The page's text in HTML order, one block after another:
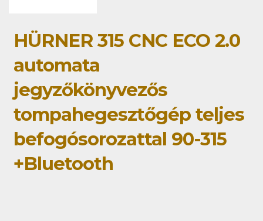
HÜRNER 315 CNC ECO 2.0
automata
jegyzőkönyvezős
tompahegesztőgép teljes
befogósorozattal 90-315
+Bluetooth